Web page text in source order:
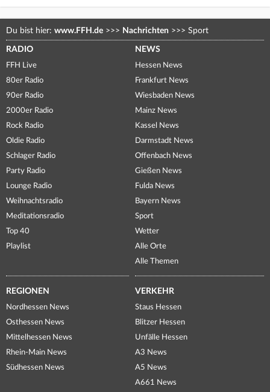
Du bist hier: www.FFH.de >>> Nachrichten >>> Sport
RADIO
FFH Live
80er Radio
90er Radio
2000er Radio
Rock Radio
Oldie Radio
Schlager Radio
Party Radio
Lounge Radio
Weihnachtsradio
Meditationsradio
Top 40
Playlist
NEWS
Hessen News
Frankfurt News
Wiesbaden News
Mainz News
Kassel News
Darmstadt News
Offenbach News
Gießen News
Fulda News
Bayern News
Sport
Wetter
Alle Orte
Alle Themen
REGIONEN
Nordhessen News
Osthessen News
Mittelhessen News
Rhein-Main News
Südhessen News
VERKEHR
Staus Hessen
Blitzer Hessen
Unfälle Hessen
A3 News
A5 News
A661 News